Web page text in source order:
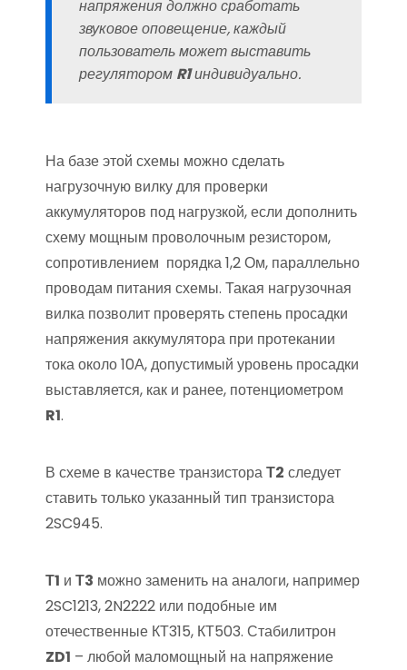
напряжения должно сработать
звуковое оповещение, каждый
пользователь может выставить
регулятором R1индивидуально.
На базе этой схемы можно сделать
нагрузочную вилку для проверки
аккумуляторов под нагрузкой, если дополнить
схему мощным проволочным резистором,
сопротивлением порядка 1,2 Ом, параллельно
проводам питания схемы. Такая нагрузочная
вилка позволит проверять степень просадки
напряжения аккумулятора при протекании
тока около 10А, допустимый уровень просадки
выставляется, как и ранее, потенциометром
R1.
В схеме в качестве транзистораТ2 следует
ставить только указанный тип транзистора
2SC945.
Т1 и Т3 можно заменить на аналоги, например
2SC1213, 2N2222 или подобные им
отечественные КТ315, КТ503. Стабилитрон
ZD1 – любой маломощный на напряжение